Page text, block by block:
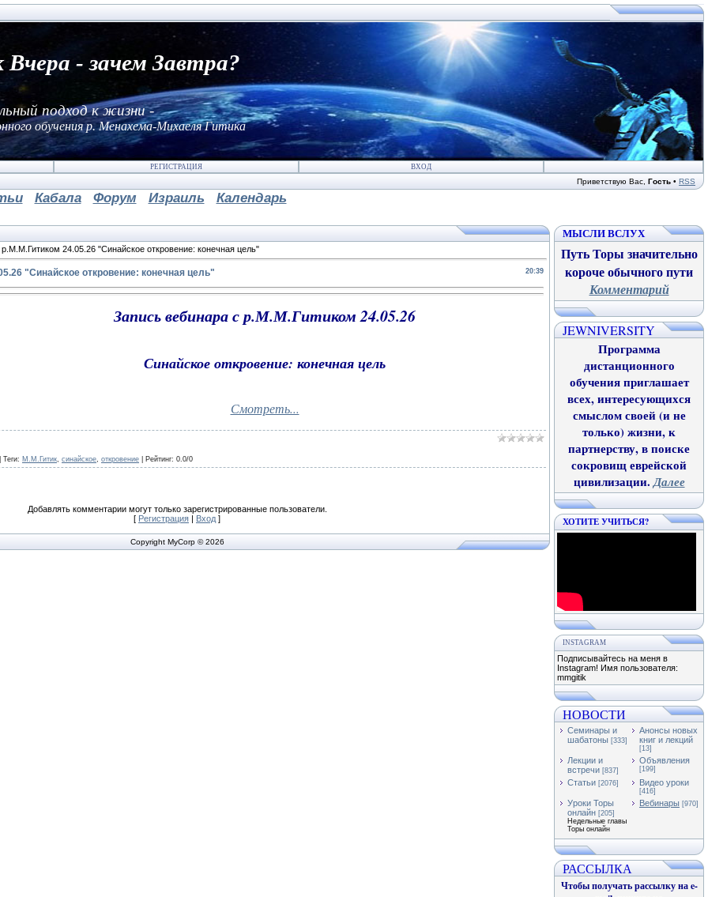
Вчера - зачем Завтра?
подход к жизни -
обучения р. Менахема-Михаеля Гитика
РЕГИСТРАЦИЯ ВХОД
Приветствую Вас Гость • RSS
Кабала Форум Израиль Календарь
24.05.26 "Синайское откровение: конечная цель"
20:39
"Синайское откровение: конечная цель"
Запись вебинара с р.М.М.Гитиком 24.05.26
Синайское откровение: конечная цель
Смотреть...
Теги: М.М.Гитик, синайское, откровение Рейтинг: 0.0/0
Добавлять комментарии могут только зарегистрированные пользователи.
[ Регистрация | Вход ]
Copyright MyCorp © 2026
МЫСЛИ ВСЛУХ
Путь Торы значительно
короче обычного пути
Комментарий
JEWNIVERSITY
Программа
дистанционного
обучения приглашает
всех, интересующихся
смыслом своей (и не
только) жизни, к
партнерству, в поиске
сокровищ еврейской
цивилизации.Далее
ХОТИТЕ УЧИТЬСЯ?
INSTAGRAM
Подписывайтесь на меня в
Instagram! Имя пользователя:
mmgitik
НОВОСТИ
Семинары и
шабатоны [333]
Анонсы новых
книг и лекций
[13]
Лекции и
встречи [837]
Объявления
[199]
Статьи [2076] Видео уроки
[416]
Уроки Торы
онлайн [205]
Недельные главы
Торы онлайн
Вебинары [970]
РАССЫЛКА
Чтобы получать рассылку на e-